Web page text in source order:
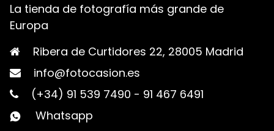
La tienda de fotografía más grande de
Europa
Ribera de Curtidores 22, 28005 Madrid
info@fotocasion.es
(+34) 91 539 7490 - 91 467 6491
Whatsapp